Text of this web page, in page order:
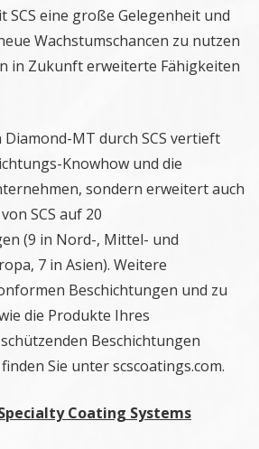
SCS eine große Gelegenheit und
Wachstumschancen zu nutzen
in Zukunft erweiterte Fähigkeiten
MT durch SCS vertieft
Knowhow und die
sondern erweitert auch
SCS auf 20
(9 in Nord-, Mittel- und
7 in Asien). Weitere
Beschichtungen und zu
die Produkte Ihres
Beschichtungen
Sie unter scscoatings.com.
Coating Systems